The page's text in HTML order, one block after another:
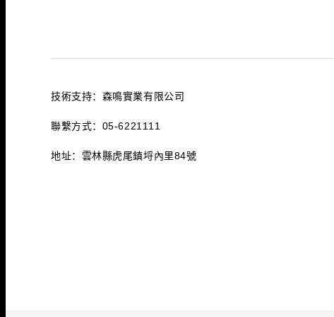
技術支持：森鳴實業有限公司
聯繫方式：05-6221111
地址：雲林縣虎尾鎮埒內里84號